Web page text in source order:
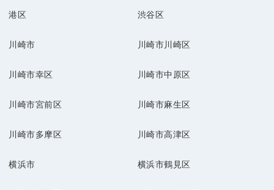
港区 渋谷区
川崎市 川崎市川崎区
川崎市幸区 川崎市中原区
川崎市宮前区 川崎市麻生区
川崎市多摩区 川崎市高津区
横浜市 横浜市鶴見区